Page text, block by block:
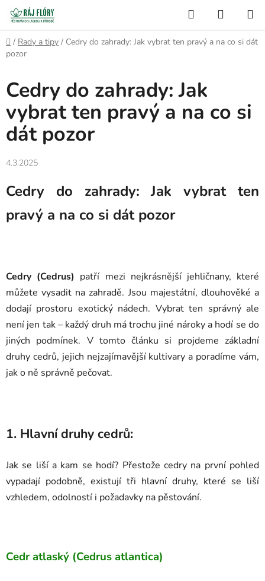
Přejít
obsah
Hledat
KOŠÍK
Domů
/ Rady a tipy / Cedry do zahrady: Jak vybrat ten pravý a na co si dát
pozor
Cedry do zahrady: Jak
vybrat ten pravý a na co si
dát pozor
4.3.2025
Cedry do zahrady: Jak vybrat ten
pravý a na co si dát pozor
Cedry (Cedrus) patří mezi nejkrásnější jehličnany, které
můžete vysadit na zahradě. Jsou majestátní, dlouhověké a
dodají prostoru exotický nádech. Vybrat ten správný ale
není jen tak – každý druh má trochu jiné nároky a hodí se do
jiných podmínek. V tomto článku si projdeme základní
druhy cedrů, jejich nejzajímavější kultivary a poradíme vám,
jak o ně správně pečovat.
1. Hlavní druhy cedrů:
Jak se liší a kam se hodí? Přestože cedry na první pohled
vypadají podobně, existují tři hlavní druhy, které se liší
vzhledem, odolností i požadavky na pěstování.
Cedr atlaský (Cedrus atlantica)
Semínko